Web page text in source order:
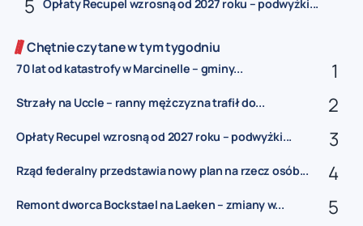
Opłaty Recupel wzrosną od 2027 roku – podwyżki...
Chętnie czytane w tym tygodniu
70 lat od katastrofy w Marcinelle – gminy...
Strzały na Uccle – ranny mężczyzna trafił do...
Opłaty Recupel wzrosną od 2027 roku – podwyżki...
Rząd federalny przedstawia nowy plan na rzecz osób...
Remont dworca Bockstael na Laeken – zmiany w...